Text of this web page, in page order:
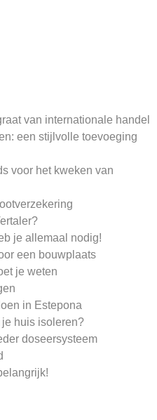
van internationale handel
een stijlvolle toevoeging
voor het kweken van
je allemaal nodig!
een bouwplaats
je weten
in Estepona
huis isoleren?
doseersysteem